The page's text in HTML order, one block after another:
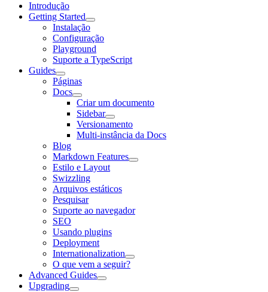
Introdução
Getting Started
Instalação
Configuração
Playground
Suporte a TypeScript
Guides
Páginas
Docs
Criar um documento
Sidebar
Versionamento
Multi-instância da Docs
Blog
Markdown Features
Estilo e Layout
Swizzling
Arquivos estáticos
Pesquisar
Suporte ao navegador
SEO
Usando plugins
Deployment
Internationalization
O que vem a seguir?
Advanced Guides
Upgrading